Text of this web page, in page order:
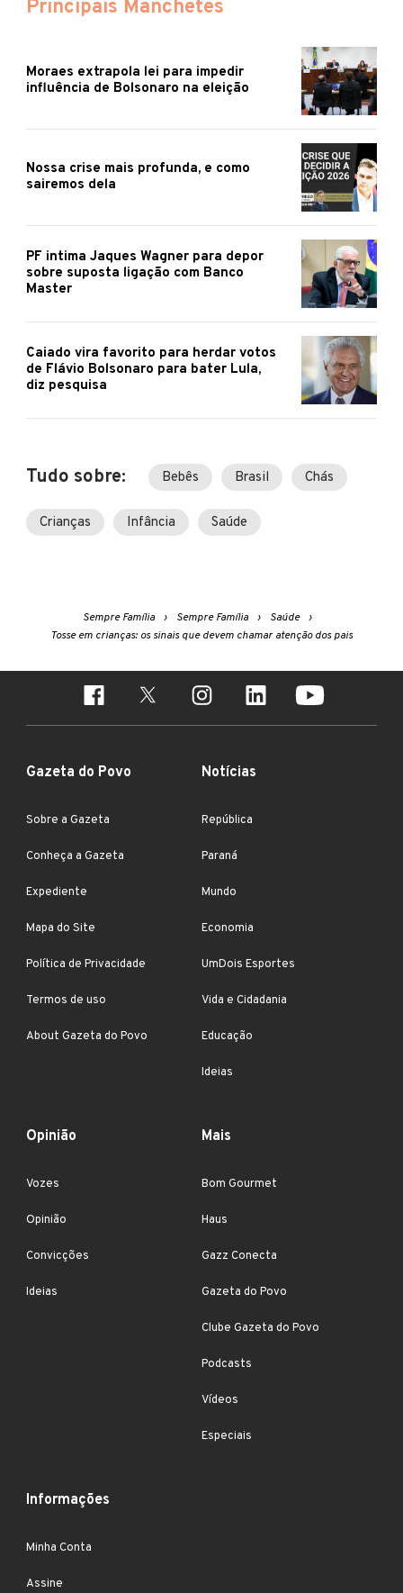
Principais Manchetes
Moraes extrapola lei para impedir
influência de Bolsonaro na eleição
Nossa crise mais profunda, e como
sairemos dela
PF intima Jaques Wagner para depor
sobre suposta ligação com Banco
Master
Caiado vira favorito para herdar votos
de Flávio Bolsonaro para bater Lula,
diz pesquisa
Tudo sobre: Bebês Brasil Chás
Crianças Infância Saúde
Sempre Família Sempre Família
Saúde
Tosse em crianças: os sinais que devem chamar atenção dos pais
Gazeta do Povo
Sobre a Gazeta
Conheça a Gazeta
Expediente
Mapa do Site
Política de Privacidade
Termos de uso
About Gazeta do Povo
Notícias
República
Paraná
Mundo
Economia
UmDois Esportes
Vida e Cidadania
Educação
Ideias
Opinião
Vozes
Opinião
Convicções
Ideias
Mais
Bom Gourmet
Haus
Gazz Conecta
Gazeta do Povo
Clube Gazeta do Povo
Podcasts
Vídeos
Especiais
Informações
Minha Conta
Assine